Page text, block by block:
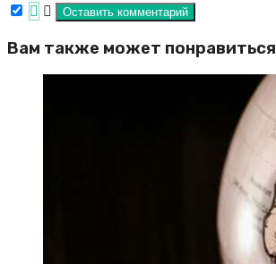
Вам также может понравиться